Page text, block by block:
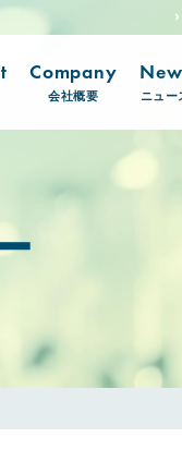
Company
会社概要 ニュー